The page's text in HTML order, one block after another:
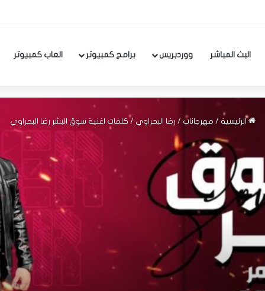
البث المباشر ووردبريس برامج كمبيوتر العاب كمبيوتر
الرئيسية / مهرجانات / رضا البحراوي / كلمات اغنية سوق البشر رضا البحراوي